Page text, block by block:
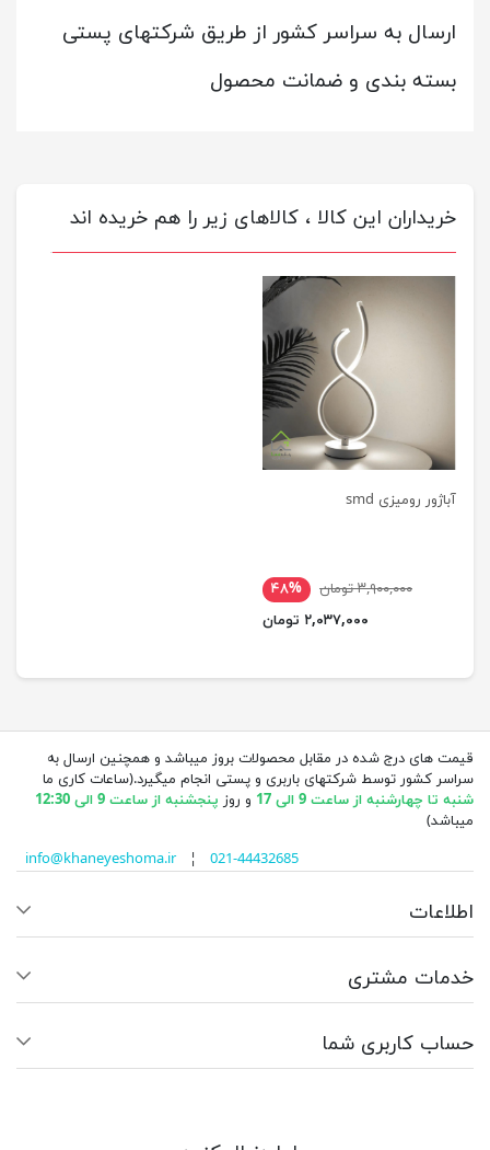
ارسال به سراسر کشور از طریق شرکتهای پستی
بسته بندی و ضمانت محصول
خریداران این کالا ، کالاهای زیر را هم خریده اند
آباژور رومیزی smd
۳,۹۰۰,۰۰۰ تومان
۴۸%
۲,۰۳۷,۰۰۰ تومان
قیمت های درج شده در مقابل محصولات بروز میباشد و همچنین ارسال به
سراسر کشور توسط شرکتهای باربری و پستی انجام میگیرد.(ساعات کاری ما
شنبه تا چهارشنبه از ساعت 9 الی 17
و روز پنجشنبه از ساعت 9 الی 12:30
میباشد)
info@khaneyeshoma.ir¦ 021-44432685
اطلاعات
خدمات مشتری
حساب کاربری شما